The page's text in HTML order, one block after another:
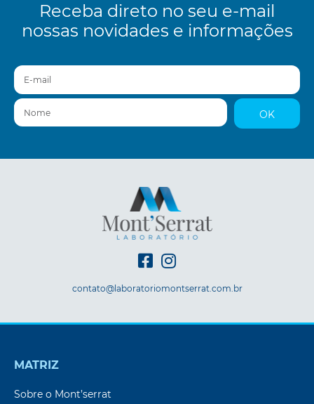
Receba direto no seu e-mail
nossas novidades e informações
E-mail
Nome
OK
contato@laboratoriomontserrat.com.br
MATRIZ
Sobre o Mont’serrat